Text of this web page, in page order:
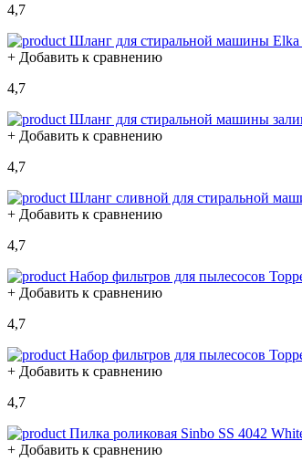
4,7
Шланг для стиральной машины Elka
+ Добавить к сравнению
4,7
Шланг для стиральной машины
+ Добавить к сравнению
4,7
Шланг сливной для стиральной
+ Добавить к сравнению
4,7
Набор фильтров для пылесоcoв
+ Добавить к сравнению
4,7
Набор фильтров для пылесосов
+ Добавить к сравнению
4,7
Пилка роликовая Sinbo SS 4042
+ Добавить к сравнению